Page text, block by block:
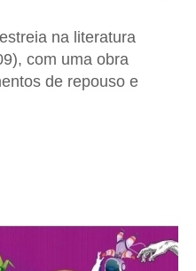
na literatura
com uma obra
de repouso e